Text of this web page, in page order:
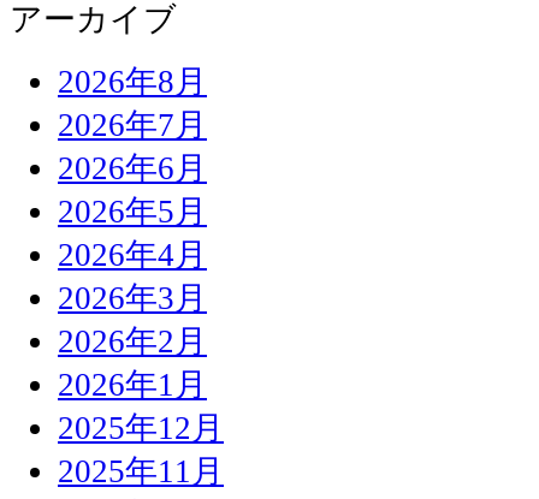
アーカイブ
2026年8月
2026年7月
2026年6月
2026年5月
2026年4月
2026年3月
2026年2月
2026年1月
2025年12月
2025年11月